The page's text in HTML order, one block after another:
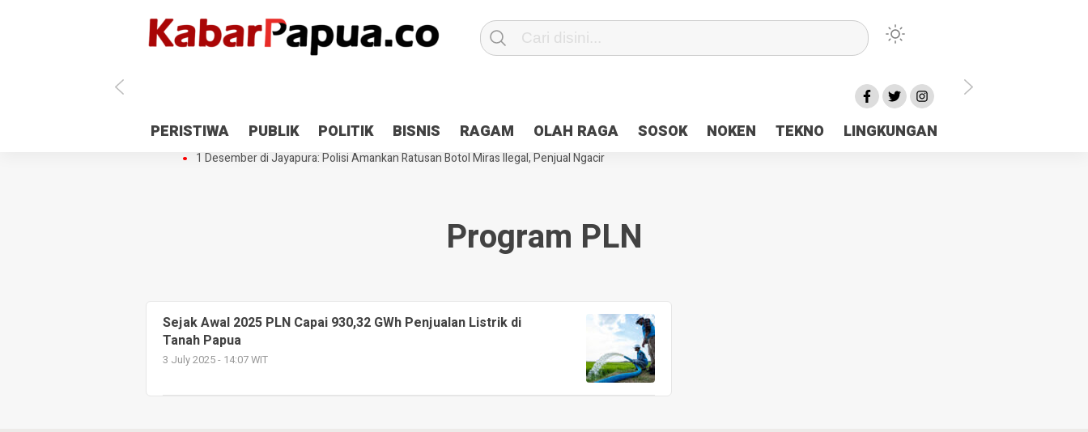
PERISTIWA PUBLIK POLITIK BISNIS RAGAM OLAH RAGA SOSOK NOKEN TEKNO LINGKUNGAN
Antisipasi 1 Desember, TNI Polri Patroli 2×24 jam di Kota Jayapura
Pesan Sejuk Polri di Deklarasi Pemilu Ceria Tanah Papua
Gedung Perpustakaan SMPN 5 Sentani Terbakar
Hibah Pilkada Jayapura Cair 10 Persen, Deposit Kas Daerah Rp23 Miliar Disorot
1 Desember di Jayapura: Polisi Amankan Ratusan Botol Miras Ilegal, Penjual Ngacir
Program PLN
Sejak Awal 2025 PLN Capai 930,32 GWh Penjualan Listrik di
Tanah Papua
3 July 2025 - 14:07 WIT